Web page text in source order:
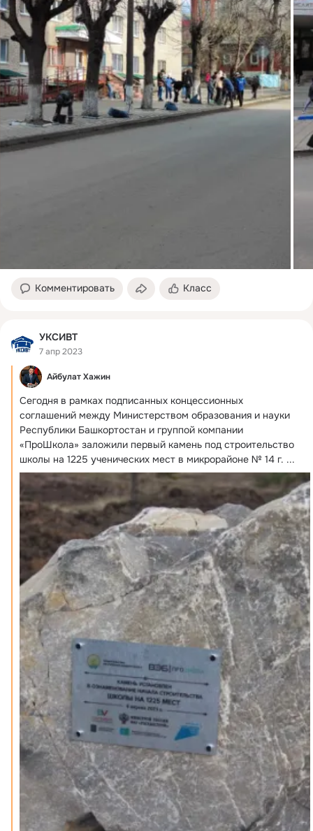
Комментировать Класс
УКСИВТ
7 апр 2023
Айбулат Хажин
Сегодня в рамках подписанных концессионных
соглашений между Министерством образования и науки
Республики Башкортостан и группой компании
«ПроШкола» заложили первый камень под строительство
школы на 1225 ученических мест в микрорайоне № 14 г. ...